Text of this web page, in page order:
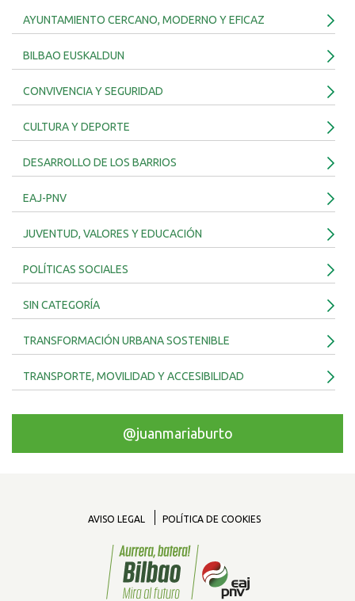
AYUNTAMIENTO CERCANO, MODERNO Y EFICAZ
BILBAO EUSKALDUN
CONVIVENCIA Y SEGURIDAD
CULTURA Y DEPORTE
DESARROLLO DE LOS BARRIOS
EAJ-PNV
JUVENTUD, VALORES Y EDUCACIÓN
POLÍTICAS SOCIALES
SIN CATEGORÍA
TRANSFORMACIÓN URBANA SOSTENIBLE
TRANSPORTE, MOVILIDAD Y ACCESIBILIDAD
@juanmariaburto
AVISO LEGAL POLÍTICA DE COOKIES